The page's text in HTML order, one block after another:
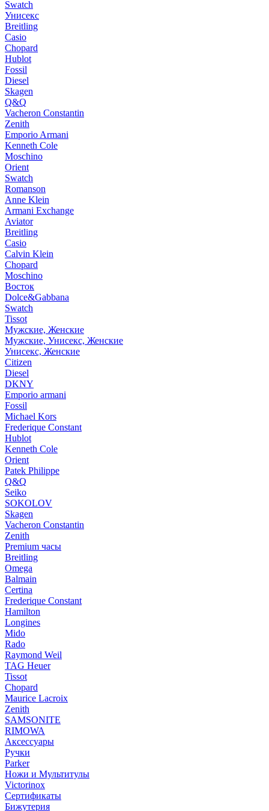
Swatch
Унисекс
Breitling
Casio
Chopard
Hublot
Fossil
Diesel
Skagen
Q&Q
Vacheron Constantin
Zenith
Emporio Armani
Kenneth Cole
Moschino
Orient
Swatch
Romanson
Anne Klein
Armani Exchange
Aviator
Breitling
Casio
Calvin Klein
Chopard
Moschino
Восток
Dolce&Gabbana
Swatch
Tissot
Мужские, Женские
Мужские, Унисекс, Женские
Унисекс, Женские
Citizen
Diesel
DKNY
Emporio armani
Fossil
Michael Kors
Frederique Constant
Hublot
Kenneth Cole
Orient
Patek Philippe
Q&Q
Seiko
SOKOLOV
Skagen
Vacheron Constantin
Zenith
Premium часы
Breitling
Omega
Balmain
Certina
Frederique Constant
Hamilton
Longines
Mido
Rado
Raymond Weil
TAG Heuer
Tissot
Chopard
Maurice Lacroix
Zenith
SAMSONITE
RIMOWA
Аксессуары
Ручки
Parker
Ножи и Мультитулы
Victorinox
Сертификаты
Бижутерия